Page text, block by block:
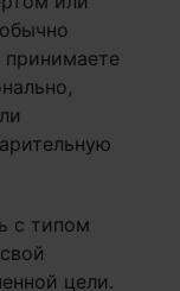
с типом
цели.